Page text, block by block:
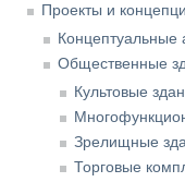
Проекты и
Концептуальные
Общественные
Культовые
Зрелищные
Торговые